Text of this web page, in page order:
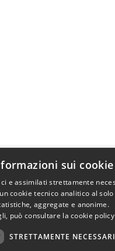
sui cookie
e assimilati strettamente
cookie tecnico analitico al
aggregate e anonime.
può consultare la cookie
STRETTAMENTE NECESSARI